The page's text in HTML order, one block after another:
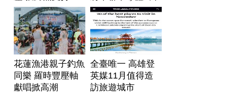
帶
花蓮漁港親子釣魚
同樂 羅時豐壓軸
獻唱掀高潮
全臺唯一 高雄登
英媒11月值得造
訪旅遊城市